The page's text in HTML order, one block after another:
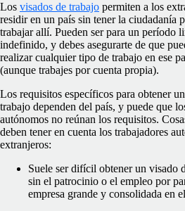
Los visados de trabajo permiten a los
residir en un país sin tener la ciudadanía
trabajar allí. Pueden ser para un período
indefinido, y debes asegurarte de que
realizar cualquier tipo de trabajo en ese
(aunque trabajes por cuenta propia).
Los requisitos específicos para obtener
trabajo dependen del país, y puede que
autónomos no reúnan los requisitos.
deben tener en cuenta los trabajadores
extranjeros:
Suele ser difícil obtener un visado
sin el patrocinio o el empleo por
empresa grande y consolidada en